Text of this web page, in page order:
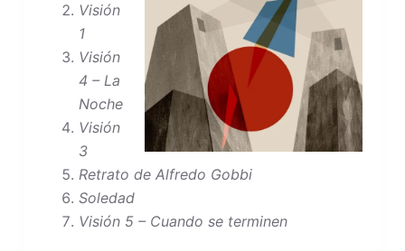
Visión
1
Visión
4 – La
Noche
Visión
3
Retrato de Alfredo Gobbi
Soledad
Visión 5 – Cuando se terminen